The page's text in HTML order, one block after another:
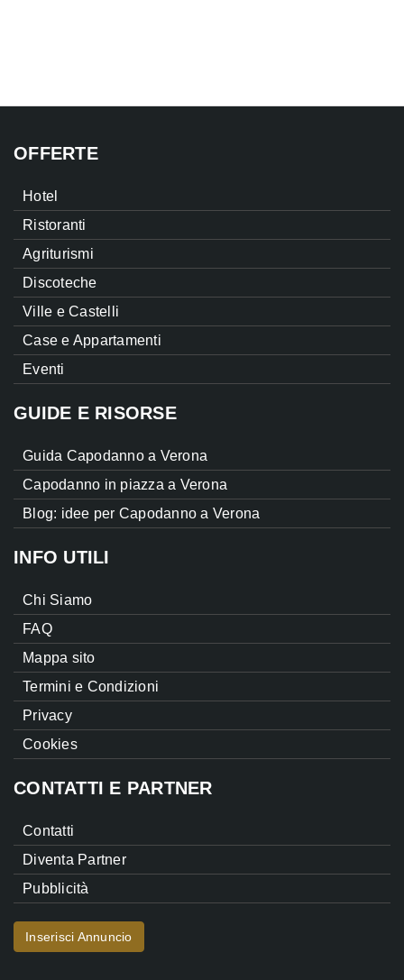
OFFERTE
Hotel
Ristoranti
Agriturismi
Discoteche
Ville e Castelli
Case e Appartamenti
Eventi
GUIDE E RISORSE
Guida Capodanno a Verona
Capodanno in piazza a Verona
Blog: idee per Capodanno a Verona
INFO UTILI
Chi Siamo
FAQ
Mappa sito
Termini e Condizioni
Privacy
Cookies
CONTATTI E PARTNER
Contatti
Diventa Partner
Pubblicità
Inserisci Annuncio